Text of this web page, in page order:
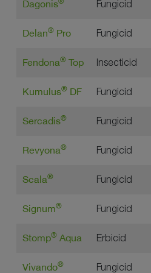
Dagonis Fungicid
Delan® Pro Fungicid
Fendona® Top Insecticid
Kumulus® DF Fungicid
Sercadis® Fungicid
Revyona® Fungicid
Scala® Fungicid
Signum® Fungicid
Stomp® Aqua Erbicid
Vivando® Fungicid